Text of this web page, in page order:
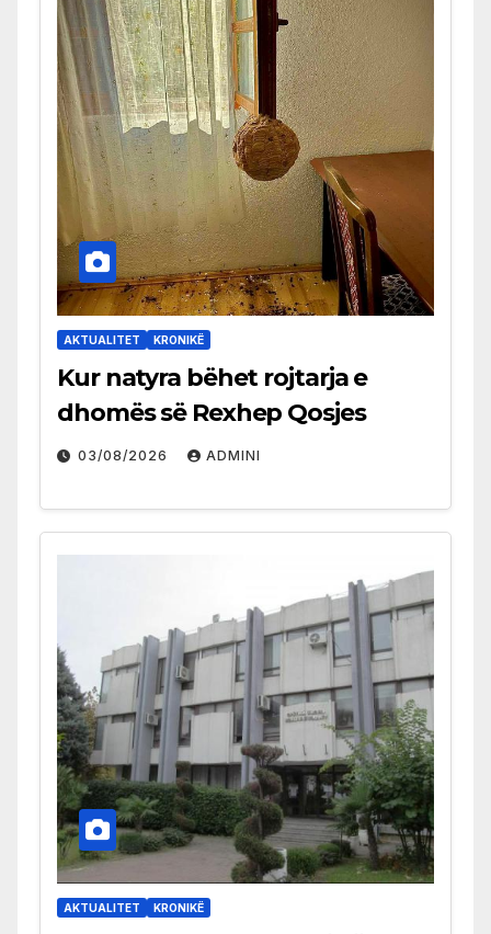
AKTUALITET KRONIKË
Kur natyra bëhet rojtarja e
dhomës së Rexhep Qosjes
03/08/2026 ADMINI
AKTUALITET KRONIKË